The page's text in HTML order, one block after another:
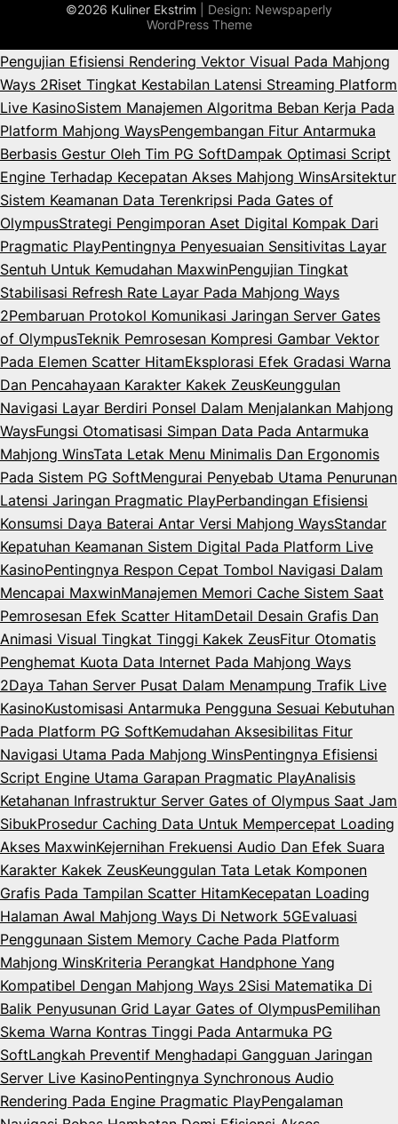
©2026 Kuliner Ekstrim | Design: Newspaperly
WordPress Theme
Pengujian Efisiensi Rendering Vektor Visual Pada Mahjong
Ways 2Riset Tingkat Kestabilan Latensi Streaming Platform
Live KasinoSistem Manajemen Algoritma Beban Kerja Pada
Platform Mahjong WaysPengembangan Fitur Antarmuka
Berbasis Gestur Oleh Tim PG SoftDampak Optimasi Script
Engine Terhadap Kecepatan Akses Mahjong WinsArsitektur
Sistem Keamanan Data Terenkripsi Pada Gates of
OlympusStrategi Pengimporan Aset Digital Kompak Dari
Pragmatic PlayPentingnya Penyesuaian Sensitivitas Layar
Sentuh Untuk Kemudahan MaxwinPengujian Tingkat
Stabilisasi Refresh Rate Layar Pada Mahjong Ways
2Pembaruan Protokol Komunikasi Jaringan Server Gates
of OlympusTeknik Pemrosesan Kompresi Gambar Vektor
Pada Elemen Scatter HitamEksplorasi Efek Gradasi Warna
Dan Pencahayaan Karakter Kakek ZeusKeunggulan
Navigasi Layar Berdiri Ponsel Dalam Menjalankan Mahjong
WaysFungsi Otomatisasi Simpan Data Pada Antarmuka
Mahjong WinsTata Letak Menu Minimalis Dan Ergonomis
Pada Sistem PG SoftMengurai Penyebab Utama Penurunan
Latensi Jaringan Pragmatic PlayPerbandingan Efisiensi
Konsumsi Daya Baterai Antar Versi Mahjong WaysStandar
Kepatuhan Keamanan Sistem Digital Pada Platform Live
KasinoPentingnya Respon Cepat Tombol Navigasi Dalam
Mencapai MaxwinManajemen Memori Cache Sistem Saat
Pemrosesan Efek Scatter HitamDetail Desain Grafis Dan
Animasi Visual Tingkat Tinggi Kakek ZeusFitur Otomatis
Penghemat Kuota Data Internet Pada Mahjong Ways
2Daya Tahan Server Pusat Dalam Menampung Trafik Live
KasinoKustomisasi Antarmuka Pengguna Sesuai Kebutuhan
Pada Platform PG SoftKemudahan Aksesibilitas Fitur
Navigasi Utama Pada Mahjong WinsPentingnya Efisiensi
Script Engine Utama Garapan Pragmatic PlayAnalisis
Ketahanan Infrastruktur Server Gates of Olympus Saat Jam
SibukProsedur Caching Data Untuk Mempercepat Loading
Akses MaxwinKejernihan Frekuensi Audio Dan Efek Suara
Karakter Kakek ZeusKeunggulan Tata Letak Komponen
Grafis Pada Tampilan Scatter HitamKecepatan Loading
Halaman Awal Mahjong Ways Di Network 5GEvaluasi
Penggunaan Sistem Memory Cache Pada Platform
Mahjong WinsKriteria Perangkat Handphone Yang
Kompatibel Dengan Mahjong Ways 2Sisi Matematika Di
Balik Penyusunan Grid Layar Gates of OlympusPemilihan
Skema Warna Kontras Tinggi Pada Antarmuka PG
SoftLangkah Preventif Menghadapi Gangguan Jaringan
Server Live KasinoPentingnya Synchronous Audio
Rendering Pada Engine Pragmatic PlayPengalaman